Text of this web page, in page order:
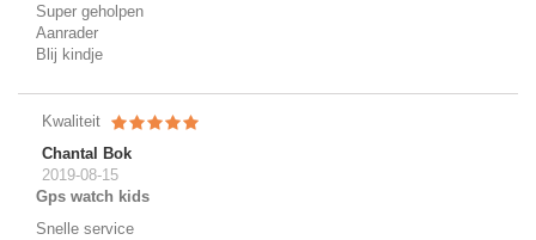
Super geholpen
Aanrader
Blij kindje
Kwaliteit
Chantal Bok
2019-08-15
Gps watch kids
Snelle service